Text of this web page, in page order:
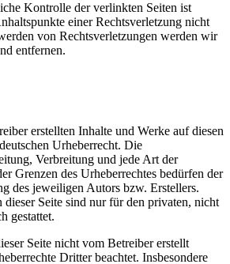
Kontrolle der verlinkten Seiten ist
einer Rechtsverletzung nicht
von Rechtsverletzungen werden wir
entfernen.
erstellten Inhalte und Werke auf diesen
Urheberrecht. Die
Verbreitung und jede Art der
Grenzen des Urheberrechtes bedürfen der
des jeweiligen Autors bzw. Erstellers.
Seite sind nur für den privaten, nicht
gestattet.
Seite nicht vom Betreiber erstellt
Dritter beachtet. Insbesondere